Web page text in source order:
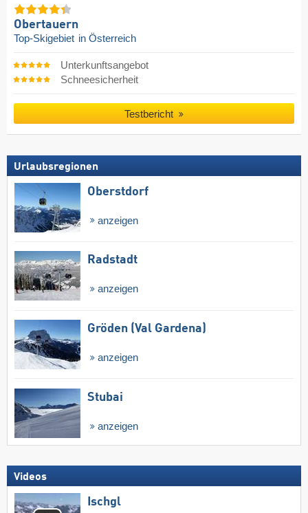
Obertauern
Top-Skigebiet in Österreich
Unterkunftsangebot
Schneesicherheit
Testbericht
Urlaubsregionen
Oberstdorf
anzeigen
Radstadt
anzeigen
Gröden (Val Gardena)
anzeigen
Stubai
anzeigen
Videos
Ischgl